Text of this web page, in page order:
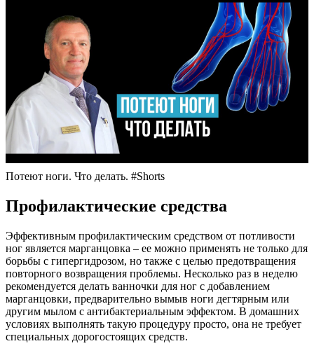
Потеют ноги. Что делать. #Shorts
Профилактические средства
Эффективным профилактическим средством от потливости
ног является марганцовка – ее можно применять не только для
борьбы с гипергидрозом, но также с целью предотвращения
повторного возвращения проблемы. Несколько раз в неделю
рекомендуется делать ванночки для ног с добавлением
марганцовки, предварительно вымыв ноги дегтярным или
другим мылом с антибактериальным эффектом. В домашних
условиях выполнять такую процедуру просто, она не требует
специальных дорогостоящих средств.